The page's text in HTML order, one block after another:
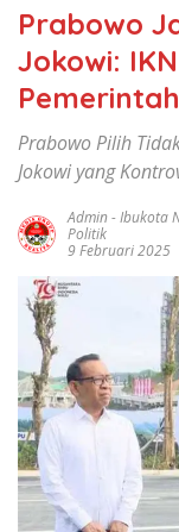
Prabowo
Jokowi:
Prabowo Pilih
Jokowi yang
Admin-Ibukota
Politik
9 Februari 2025